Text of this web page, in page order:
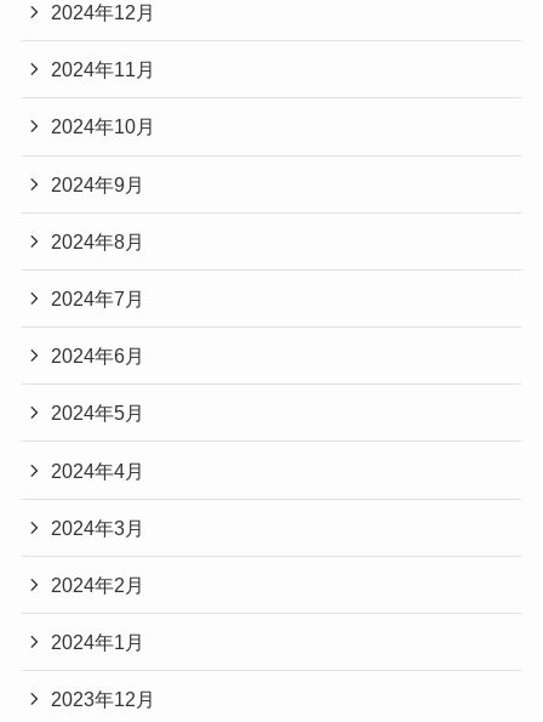
2024年12月
2024年11月
2024年10月
2024年9月
2024年8月
2024年7月
2024年6月
2024年5月
2024年4月
2024年3月
2024年2月
2024年1月
2023年12月